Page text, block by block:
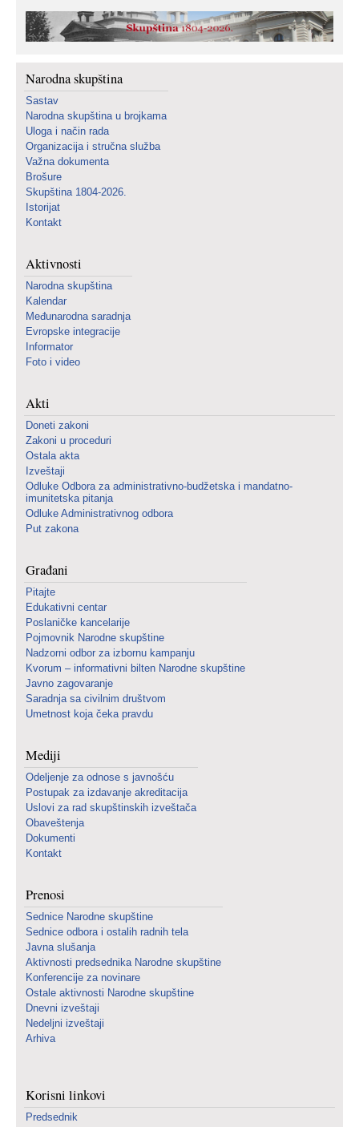
Narodna skupština
Sastav
Narodna skupština u brojkama
Uloga i način rada
Organizacija i stručna služba
Važna dokumenta
Brošure
Skupština 1804-2026.
Istorijat
Kontakt
Aktivnosti
Narodna skupština
Kalendar
Međunarodna saradnja
Evropske integracije
Informator
Foto i video
Akti
Doneti zakoni
Zakoni u proceduri
Ostala akta
Izveštaji
Odluke Odbora za administrativno-budžetska i mandatno-
imunitetska pitanja
Odluke Administrativnog odbora
Put zakona
Građani
Pitajte
Edukativni centar
Poslaničke kancelarije
Pojmovnik Narodne skupštine
Nadzorni odbor za izbornu kampanju
Kvorum – informativni bilten Narodne skupštine
Javno zagovaranje
Saradnja sa civilnim društvom
Umetnost koja čeka pravdu
Mediji
Odeljenje za odnose s javnošću
Postupak za izdavanje akreditacija
Uslovi za rad skupštinskih izveštača
Obaveštenja
Dokumenti
Kontakt
Prenosi
Sednice Narodne skupštine
Sednice odbora i ostalih radnih tela
Javna slušanja
Aktivnosti predsednika Narodne skupštine
Konferencije za novinare
Ostale aktivnosti Narodne skupštine
Dnevni izveštaji
Nedeljni izveštaji
Arhiva
Korisni linkovi
Predsednik